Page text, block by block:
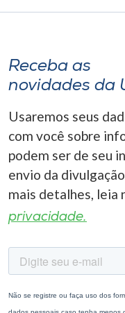
A+
Receba as
novidades da
Usaremos seus
com você sobre
podem ser de seu
envio da
mais detalhes, leia
privacidade.